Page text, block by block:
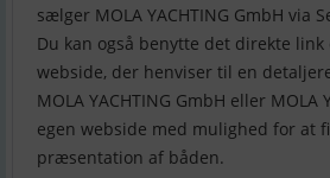
sælger MOLA YACHTING GmbH via
Du kan også benytte det direkte
webside, der henviser til en
MOLA YACHTING GmbH eller MOLA
egen webside med mulighed for at
præsentation af båden.